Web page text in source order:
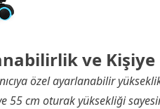
ve Kişiye
özel ayarlanabilir
55 cm oturak yüksekliği